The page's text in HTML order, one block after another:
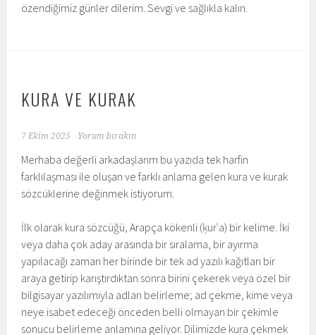
özendiğimiz günler dilerim. Sevgi ve sağlıkla kalın.
KURA VE KURAK
7 Ekim 2025 Yorum bırakın
Merhaba değerli arkadaşlarım bu yazıda tek harfin
farklılaşması ile oluşan ve farklı anlama gelen kura ve kurak
sözcüklerine değinmek istiyorum.
İlk olarak kura sözcüğü, Arapça kökenli (ḳurʿa) bir kelime. İki
veya daha çok aday arasında bir sıralama, bir ayırma
yapılacağı zaman her birinde bir tek ad yazılı kağıtları bir
araya getirip karıştırdıktan sonra birini çekerek veya özel bir
bilgisayar yazılımıyla adları belirleme; ad çekme, kime veya
neye isabet edeceği önceden belli olmayan bir çekimle
sonucu belirleme anlamına geliyor. Dilimizde kura çekmek